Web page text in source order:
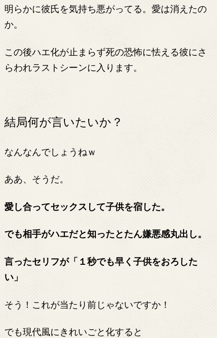
明らかに彼氏を気持ち悪がってる。愛は消えたの
か。
この後ハエ化が止まらず死の恐怖に怯える彼にさ
らわれラストシーンに入ります。
結局何が言いたいか？
なんなんでしょうねｗ
ああ、そうだ。
愛し合ってセックスして子供を宿した。
でも相手がハエだと知ったとたん嫌悪感丸出し。
言ったセリフが「１秒でも早く子供をおろした
い」
そう！これが当たり前じゃないですか！
でも現代風にきれいごと化すると